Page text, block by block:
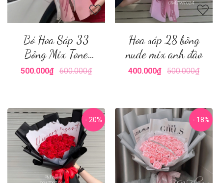
Bó Hoa Sáp 33
Bông Mix Tone
Hồng
500.000₫ 600.000₫
Hoa sáp 28 bông
nude mix anh đào
400.000₫ 500.000₫
- 20% - 18%